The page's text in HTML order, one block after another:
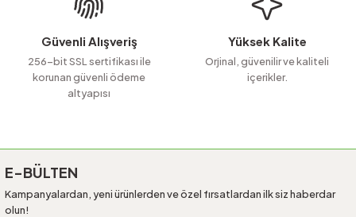
Bu ürüne benzer farklı alternatifler olmalı.
Güvenli Alışveriş
256-bit SSL sertifikası ile
korunan güvenli ödeme
altyapısı
Yüksek Kalite
Orjinal, güvenilir ve kaliteli
içerikler.
E-BÜLTEN
Kampanyalardan, yeni ürünlerden ve özel fırsatlardan ilk siz haberdar
olun!